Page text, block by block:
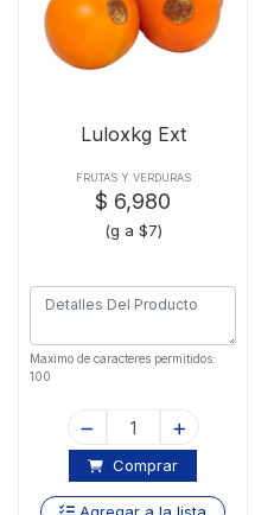
Luloxkg Ext
FRUTAS Y VERDURAS
$ 6,980
(g a $7)
Maximo de caracteres permitidos:
100
Comprar